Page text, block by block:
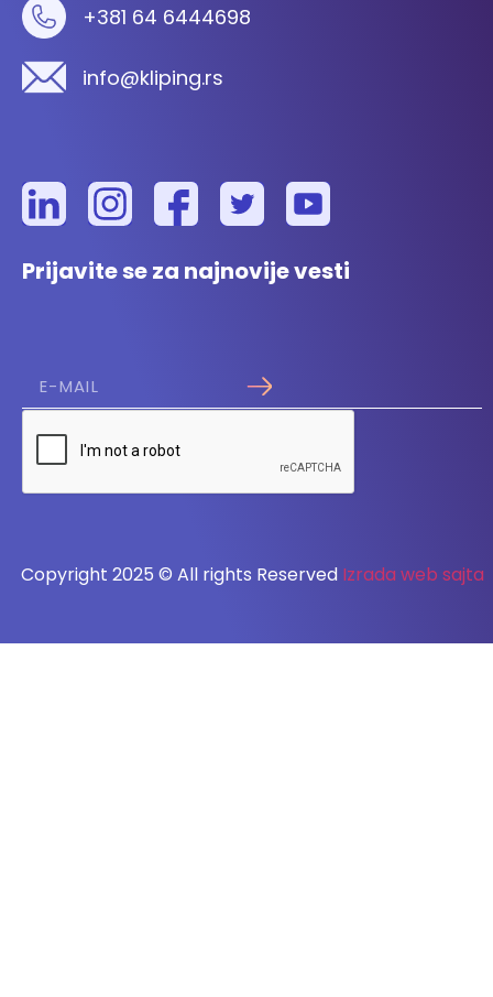
+381 64 6444698
info@kliping.rs
Prijavite se za najnovije vesti
Copyright 2025 © All rights Reserved Izrada web sajta